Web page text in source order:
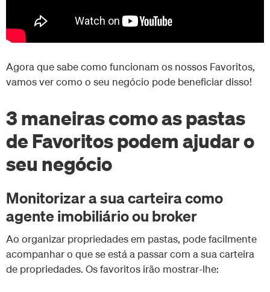
Agora que sabe como funcionam os nossos Favoritos,
vamos ver como o seu negócio pode beneficiar disso!
3 maneiras como as pastas
de Favoritos podem ajudar o
seu negócio
Monitorizar a sua carteira como
agente imobiliário ou broker
Ao organizar propriedades em pastas, pode facilmente
acompanhar o que se está a passar com a sua carteira
de propriedades. Os favoritos irão mostrar-lhe: